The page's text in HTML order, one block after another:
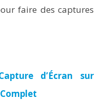
faire des captures
d’Écran sur